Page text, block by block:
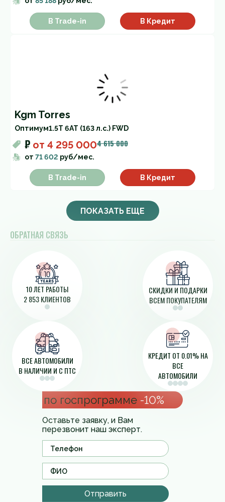
В Trade-in В Кредит
Kgm Torres
Оптимум1.5T 6AT (163 л.с.) FWD
₽ от 4 295 0004 615 000
от 71 602 руб/мес.
В Trade-in В Кредит
ПОКАЗАТЬ ЕЩЕ
ОБРАТНАЯ СВЯЗЬ
по госпрограмме -10%
Оставьте заявку, и Вам
перезвонит наш эксперт.
Отправить
10 ЛЕТ РАБОТЫ
2 853 КЛИЕНТОВ
СКИДКИ И ПОДАРКИ
ВСЕМ ПОКУПАТЕЛЯМ
ВСЕ АВТОМОБИЛИ
В НАЛИЧИИ И С ПТС
КРЕДИТ ОТ 0.01% НА
ВСЕ
АВТОМОБИЛИ